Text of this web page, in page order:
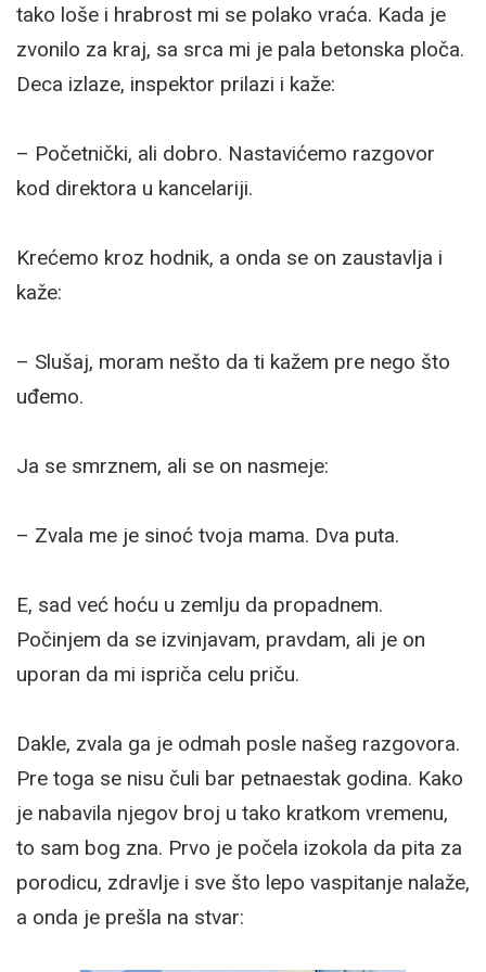
tako loše i hrabrost mi se polako vraća. Kada je
zvonilo za kraj, sa srca mi je pala betonska ploča.
Deca izlaze, inspektor prilazi i kaže:
– Početnički, ali dobro. Nastavićemo razgovor
kod direktora u kancelariji.
Krećemo kroz hodnik, a onda se on zaustavlja i
kaže:
– Slušaj, moram nešto da ti kažem pre nego što
uđemo.
Ja se smrznem, ali se on nasmeje:
– Zvala me je sinoć tvoja mama. Dva puta.
E, sad već hoću u zemlju da propadnem.
Počinjem da se izvinjavam, pravdam, ali je on
uporan da mi ispriča celu priču.
Dakle, zvala ga je odmah posle našeg razgovora.
Pre toga se nisu čuli bar petnaestak godina. Kako
je nabavila njegov broj u tako kratkom vremenu,
to sam bog zna. Prvo je počela izokola da pita za
porodicu, zdravlje i sve što lepo vaspitanje nalaže,
a onda je prešla na stvar: